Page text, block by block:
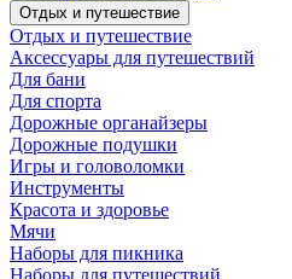
Отдых и путешествие
Отдых и путешествие
Аксессуары для путешествий
Для бани
Для спорта
Дорожные органайзеры
Дорожные подушки
Игры и головоломки
Инструменты
Красота и здоровье
Мячи
Наборы для пикника
Наборы для путешествий